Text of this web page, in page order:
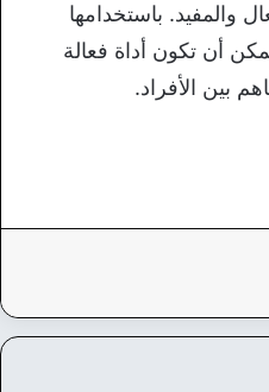
والمفيد. باستخدامها
أن تكون أداة فعالة
بين الأفراد.